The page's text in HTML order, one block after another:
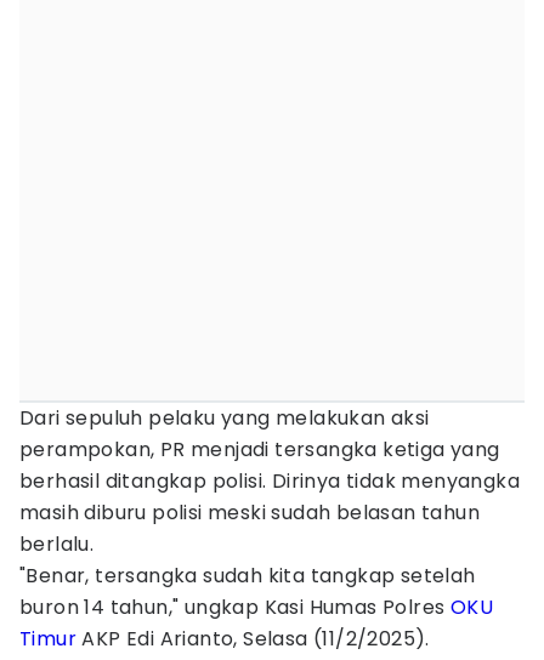
Dari sepuluh pelaku yang melakukan aksi
perampokan, PR menjadi tersangka ketiga yang
berhasil ditangkap polisi. Dirinya tidak menyangka
masih diburu polisi meski sudah belasan tahun
berlalu.
"Benar, tersangka sudah kita tangkap setelah
buron 14 tahun," ungkap Kasi Humas Polres OKU
TimurAKP Edi Arianto, Selasa (11/2/2025).